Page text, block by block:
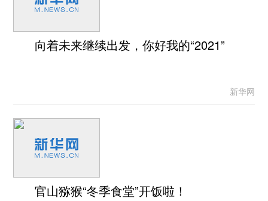
向着未来继续出发，你好我的“2021”
新华网
官山猕猴“冬季食堂”开饭啦！